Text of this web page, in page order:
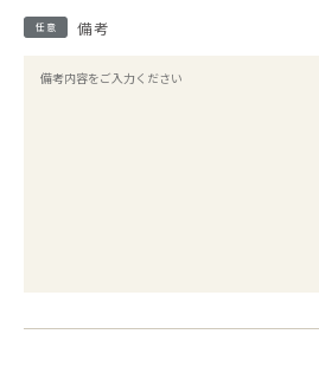
任意 備考